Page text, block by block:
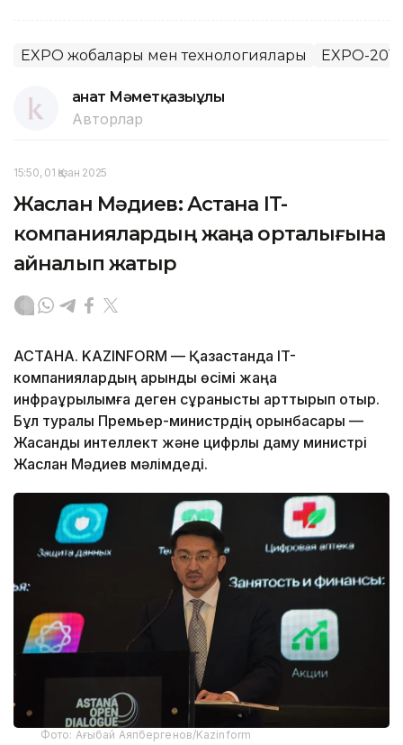
EXPO жобалары мен технологиялары EXPO-2017
Қанат Мәметқазыұлы
Авторлар
15:50, 01 Қазан 2025
Жаслан Мәдиев: Астана IT-
компаниялардың жаңа орталығына
айналып жатыр
АСТАНА. KAZINFORM — Қазақстанда IT-
компаниялардың қарқынды өсімі жаңа
инфрақұрылымға деген сұранысты арттырып отыр.
Бұл туралы Премьер-министрдің орынбасары —
Жасанды интеллект және цифрлық даму министрі
Жаслан Мәдиев мәлімдеді.
Фото: Ағыбай Аяпбергенов/Kazinform